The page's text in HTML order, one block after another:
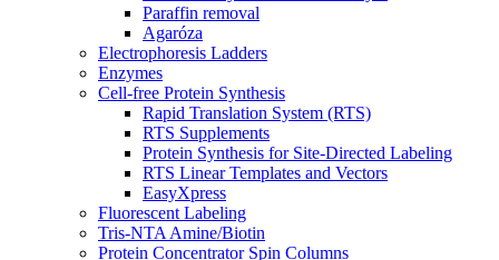
Paraffin removal
Agaróza
Electrophoresis Ladders
Enzymes
Cell-free Protein Synthesis
Rapid Translation System (RTS)
RTS Supplements
Protein Synthesis for Site-Directed Labeling
RTS Linear Templates and Vectors
EasyXpress
Fluorescent Labeling
Tris-NTA Amine/Biotin
Protein Concentrator Spin Columns